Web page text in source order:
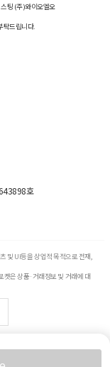
팅 (주)와이오엘오
탁드립니다.
호
및 UI등을 상업적 목적으로 전재,
은 상품·거래정보 및 거래에 대